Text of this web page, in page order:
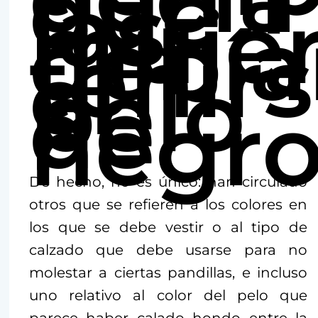
las
el
pelo
de
De hecho, no es único: han circulado
otros que se refieren a los colores en
los que se debe vestir o al tipo de
calzado que debe usarse para no
molestar a ciertas pandillas, e incluso
uno relativo al color del pelo que